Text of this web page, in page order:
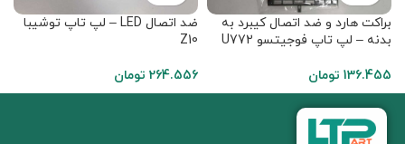
براکت هارد و ضد اتصال کیبرد به
بدنه – لپ تاپ فوجیتسو U772
136.455 تومان
ضد اتصال LED – لپ تاپ توشیبا
Z10
264.556 تومان